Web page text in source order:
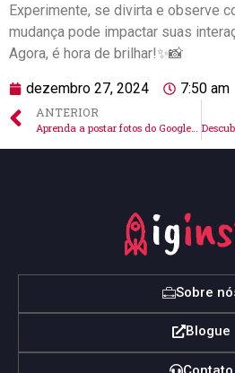
Experimente, se divirta e ‍observe
mudança pode impactar⁢ suas
Agora, ​é ⁣hora de⁣ brilhar!✨📸
dezembro 27, 2024 7:50 am
ANTERIOR
Sobre
Blogue